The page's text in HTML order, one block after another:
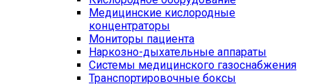
Медицинские кислородные
концентраторы
Мониторы пациента
Наркозно-дыхательные аппараты
Системы медицинского газоснабжения
Транспортировочные боксы